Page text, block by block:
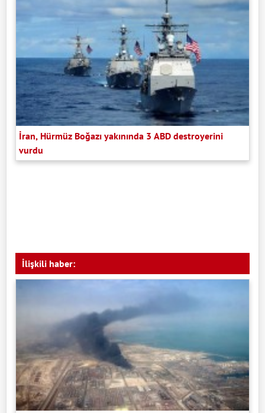
İran, Hürmüz Boğazı yakınında 3 ABD destroyerini
vurdu
İlişkili haber: